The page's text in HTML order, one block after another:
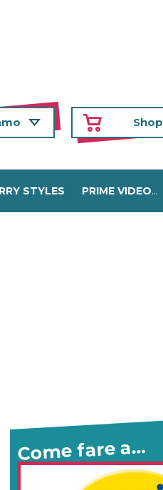
Shop
STYLES PRIME VIDEO
Come fare a…